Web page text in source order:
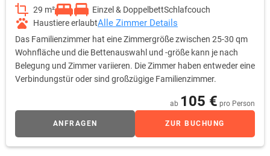
29 m² Einzel & DoppelbettSchlafcouch
Haustiere erlaubtAlle Zimmer Details
Das Familienzimmer hat eine Zimmergröße zwischen 25-30 qm
Wohnfläche und die Bettenauswahl und -größe kann je nach
Belegung und Zimmer variieren. Die Zimmer haben entweder eine
Verbindungstür oder sind großzügige Familienzimmer.
ab 105 € pro Person
ANFRAGEN ZUR BUCHUNG